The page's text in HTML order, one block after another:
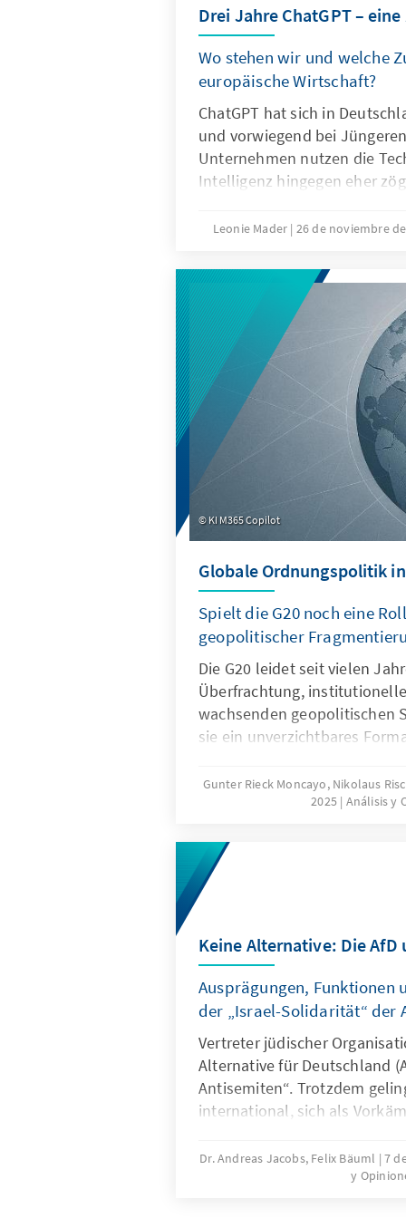
Drei Jahre ChatGPT –
Wo stehen wir und welche
europäische Wirtschaft?
ChatGPT hat sich in
und vorwiegend bei
Unternehmen nutzen die
Intelligenz hingegen eher
Eigenschaften von ChatGPT,
Spezifikation. Für Europa
darum, ChatGPT mit
Vielmehr gilt es eigene
außereuropäische so
Produkte besser zu den
Strukturen passen.
Leonie Mader 26 de noviembre
KI M365 Copilot
Globale Ordnungspolitik
Spielt die G20 noch eine
geopolitischer
Die G20 leidet seit vielen
Überfrachtung,
wachsenden geopolitischen
sie ein unverzichtbares
und Wirksamkeit
gelingen, wenn die G20 sich
Planungsinstanz
Quasi-Sekretariat
Arbeitsweise stärker auf
Gunter Rieck Moncayo, Nikolaus
2025 Análisis y
Keine Alternative: Die AfD
Ausprägungen, Funktionen
der „Israel-Solidarität“ der
Vertreter jüdischer
Alternative für Deutschland
Antisemiten“. Trotzdem
international, sich als
Deutschland zu
widerspricht einer Reihe
Dr. Andreas Jacobs, Felix Bäuml 7
y